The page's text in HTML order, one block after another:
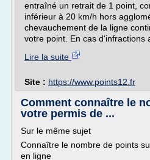
entraîné un retrait de 1 point,
inférieur à 20 km/h hors
chevauchement de la ligne
votre point. En cas d'infractions
Lire la suite
Site : https://www.points12.fr
Comment connaître le
votre permis de ...
Sur le même sujet
Connaître le nombre de points
en ligne